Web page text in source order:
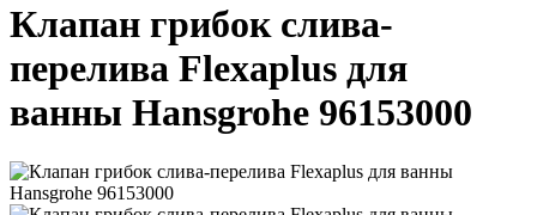
Клапан грибок слива-
перелива Flexaplus для
ванны Hansgrohe 96153000